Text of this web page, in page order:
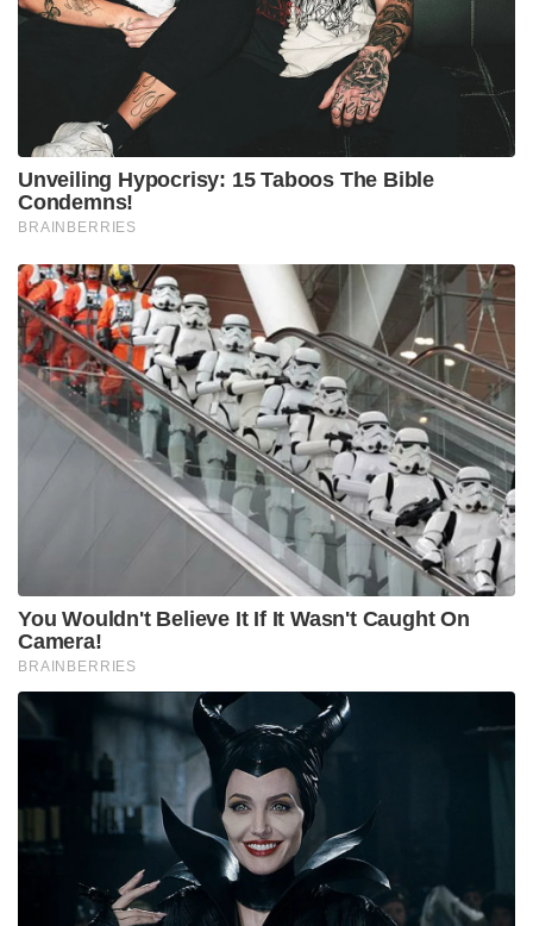
Unveiling Hypocrisy: 15 Taboos The Bible
Condemns!
BRAINBERRIES
You Wouldn't Believe It If It Wasn't Caught On
Camera!
BRAINBERRIES